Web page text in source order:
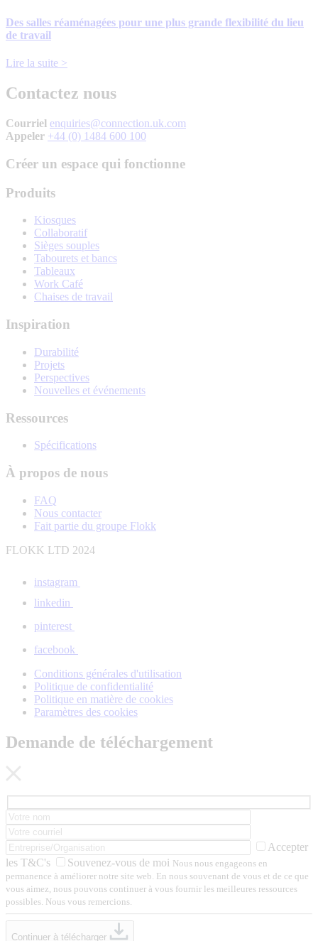
Des salles réaménagées pour une plus grande flexibilité du lieu
de travail
Lire la suite >
Contactez nous
Courriel enquiries@connection.uk.com
Appeler +44 (0) 1484 600 100
Créer un espace qui fonctionne
Produits
Kiosques
Collaboratif
Sièges souples
Tabourets et bancs
Tableaux
Work Café
Chaises de travail
Inspiration
Durabilité
Projets
Perspectives
Nouvelles et événements
Ressources
Spécifications
À propos de nous
FAQ
Nous contacter
Fait partie du groupe Flokk
FLOKK LTD 2024
instagram
linkedin
pinterest
facebook
Conditions générales d'utilisation
Politique de confidentialité
Politique en matière de cookies
Paramètres des cookies
Demande de téléchargement
Accepter
les T&C's
Souvenez-vous de moi Nous nous engageons en
permanence à améliorer notre site web. En nous souvenant de vous et de ce que
vous aimez, nous pouvons continuer à vous fournir les meilleures ressources
possibles. Nous vous remercions.
Continuer à télécharger